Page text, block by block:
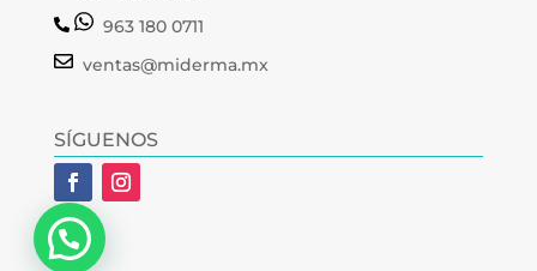
963 180 0711
ventas@miderma.mx
SÍGUENOS